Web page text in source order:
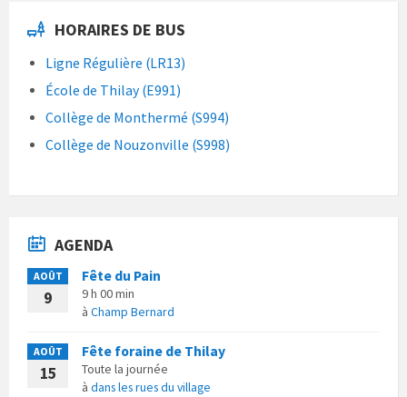
HORAIRES DE BUS
Ligne Régulière (LR13)
École de Thilay (E991)
Collège de Monthermé (S994)
Collège de Nouzonville (S998)
AGENDA
AOÛT
9
Fête du Pain
9 h 00 min
à Champ Bernard
AOÛT
15
Fête foraine de Thilay
Toute la journée
à dans les rues du village